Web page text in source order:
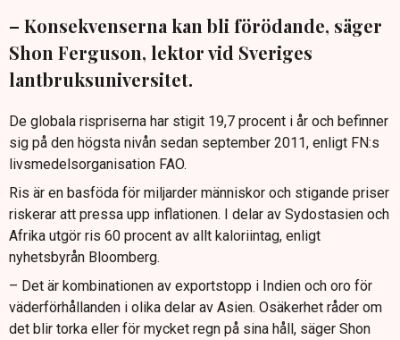
– Konsekvenserna kan bli förödande, säger
Shon Ferguson, lektor vid Sveriges
lantbruksuniversitet.
De globala rispriserna har stigit 19,7 procent i år och befinner
sig på den högsta nivån sedan september 2011, enligt FN:s
livsmedelsorganisation FAO.
Ris är en basföda för miljarder människor och stigande priser
riskerar att pressa upp inflationen. I delar av Sydostasien och
Afrika utgör ris 60 procent av allt kaloriintag, enligt
nyhetsbyrån Bloomberg.
– Det är kombinationen av exportstopp i Indien och oro för
väderförhållanden i olika delar av Asien. Osäkerhet råder om
det blir torka eller för mycket regn på sina håll, säger Shon